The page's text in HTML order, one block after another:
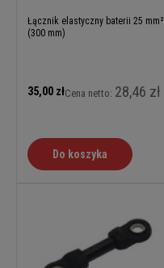
Łącznik elastyczny baterii 25 mm²
(300 mm)
35,00 złCena netto: 28,46 zł
Do koszyka